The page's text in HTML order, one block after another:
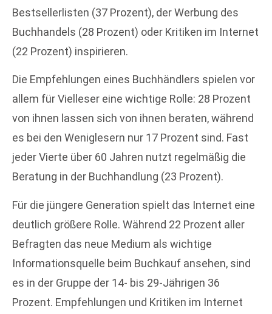
Bestsellerlisten (37 Prozent), der Werbung des
Buchhandels (28 Prozent) oder Kritiken im Internet
(22 Prozent) inspirieren.
Die Empfehlungen eines Buchhändlers spielen vor
allem für Vielleser eine wichtige Rolle: 28 Prozent
von ihnen lassen sich von ihnen beraten, während
es bei den Weniglesern nur 17 Prozent sind. Fast
jeder Vierte über 60 Jahren nutzt regelmäßig die
Beratung in der Buchhandlung (23 Prozent).
Für die jüngere Generation spielt das Internet eine
deutlich größere Rolle. Während 22 Prozent aller
Befragten das neue Medium als wichtige
Informationsquelle beim Buchkauf ansehen, sind
es in der Gruppe der 14- bis 29-Jährigen 36
Prozent. Empfehlungen und Kritiken im Internet